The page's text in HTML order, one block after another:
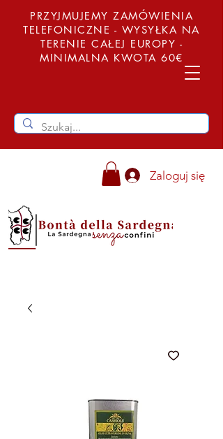
PRZYJMUJEMY ZAMÓWIENIA
TELEFONICZNE - WYSYŁKA NA
TERENIE CAŁEJ EUROPY -
MINIMALNA KWOTA 60€
Zaloguj się